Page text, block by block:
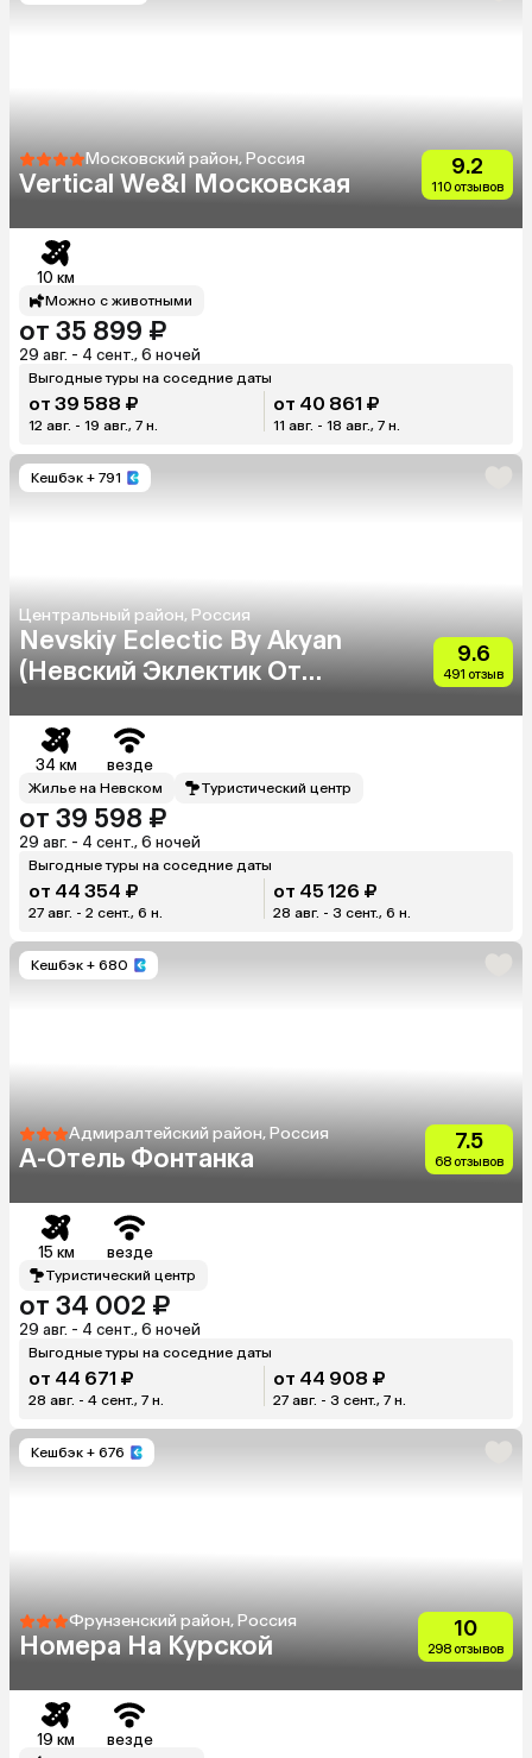
Московский район, Россия
Vertical We&I Московская
9.2
110 отзывов
10 км
Можно с животными
от 35 899 ₽
29 авг. - 4 сент., 6 ночей
Выгодные туры на соседние даты
от 39 588 ₽
12 авг. - 19 авг., 7 н.
от 40 861 ₽
11 авг. - 18 авг., 7 н.
Кешбэк + 791
Центральный район, Россия
Nevskiy Eclectic By Akyan
(Невский Эклектик От
9.6
491 отзыв
34 км везде
Жилье на Невском Туристический центр
от 39 598 ₽
29 авг. - 4 сент., 6 ночей
Выгодные туры на соседние даты
от 44 354 ₽
27 авг. - 2 сент., 6 н.
от 45 126 ₽
28 авг. - 3 сент., 6 н.
Кешбэк + 680
Адмиралтейский район, Россия
A-Отель Фонтанка
7.5
68 отзывов
15 км везде
Туристический центр
от 34 002 ₽
29 авг. - 4 сент., 6 ночей
Выгодные туры на соседние даты
от 44 671 ₽
28 авг. - 4 сент., 7 н.
от 44 908 ₽
27 авг. - 3 сент., 7 н.
Кешбэк + 676
Фрунзенский район, Россия
Номера На Курской
10
298 отзывов
19 км везде